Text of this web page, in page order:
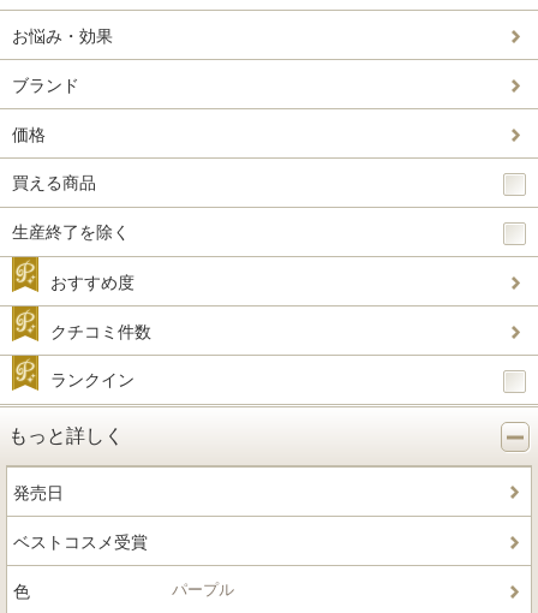
お悩み・効果
ブランド
価格
買える商品
生産終了を除く
おすすめ度
クチコミ件数
ランクイン
もっと詳しく
発売日
ベストコスメ受賞
色 パープル